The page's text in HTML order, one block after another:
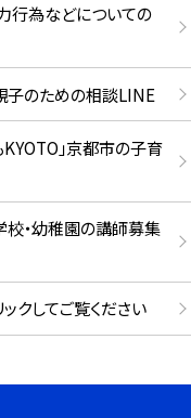
行為などについての
子のための相談LINE
KYOTO」京都市の子育
・幼稚園の講師募集
クしてご覧ください